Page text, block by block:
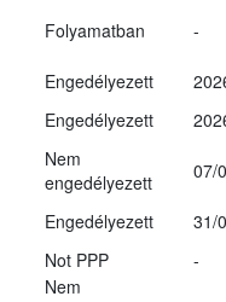
Folyamatban -
Engedélyezett
Engedélyezett
Nem
engedélyezett
07/
Engedélyezett
31/
Not PPP -
Nem